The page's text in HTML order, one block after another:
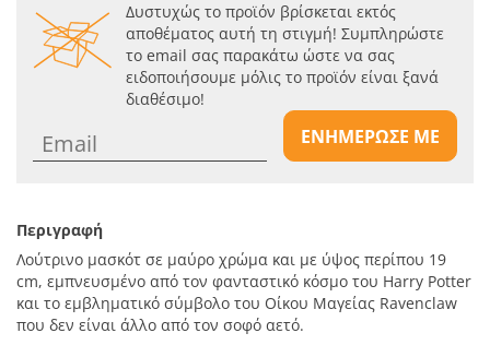
Δυστυχώς το προϊόν βρίσκεται εκτός
αποθέματος αυτή τη στιγμή! Συμπληρώστε
το email σας παρακάτω ώστε να σας
ειδοποιήσουμε μόλις το προϊόν είναι ξανά
διαθέσιμο!
ΕΝΗΜΕΡΩΣΕ ΜΕ
Περιγραφή
Λούτρινο μασκότ σε μαύρο χρώμα και με ύψος περίπου 19
cm, εμπνευσμένο από τον φανταστικό κόσμο του Harry Potter
και το εμβληματικό σύμβολο του Οίκου Μαγείας Ravenclaw
που δεν είναι άλλο από τον σοφό αετό.